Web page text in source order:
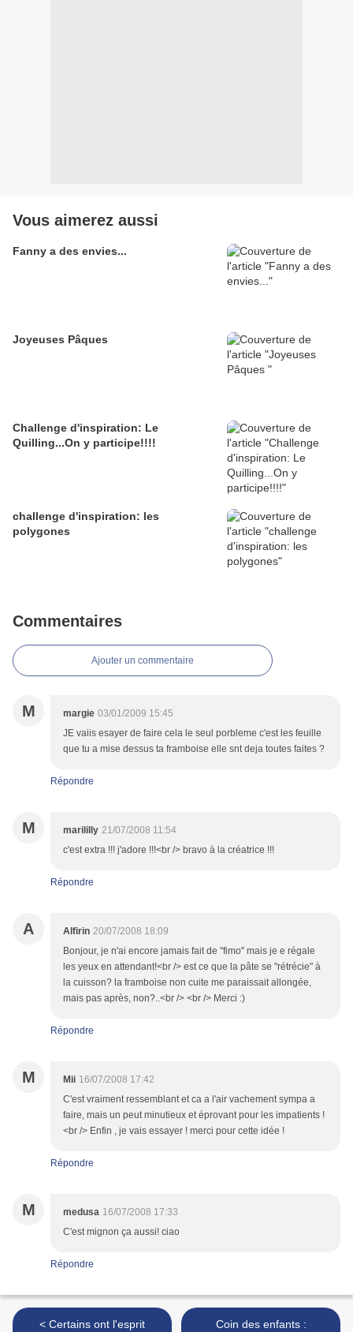
Vous aimerez aussi
Fanny a des envies...
Joyeuses Pâques
Challenge d'inspiration: Le
Quilling...On y participe!!!!
challenge d'inspiration: les
polygones
Commentaires
Ajouter un commentaire
M margie 03/01/2009 15:45
JE vaiis esayer de faire cela le seul porbleme c'est les feuille
que tu a mise dessus ta framboise elle snt deja toutes faites ?
Répondre
M marililly 21/07/2008 11:54
c'est extra !!! j'adore !!!<br /> bravo à la créatrice !!!
Répondre
A Alfirin 20/07/2008 18:09
Bonjour, je n'ai encore jamais fait de "fimo" mais je e régale
les yeux en attendant!<br /> est ce que la pâte se "rétrécie" à
la cuisson? la framboise non cuite me paraissait allongée,
mais pas après, non?..<br /> <br /> Merci :)
Répondre
M Mii 16/07/2008 17:42
C'est vraiment ressemblant et ca a l'air vachement sympa a
faire, mais un peut minutieux et éprovant pour les impatients !
<br /> Enfin , je vais essayer ! merci pour cette idée !
Répondre
M medusa 16/07/2008 17:33
C'est mignon ça aussi! ciao
Répondre
< Certains ont l'esprit
Coin des enfants :